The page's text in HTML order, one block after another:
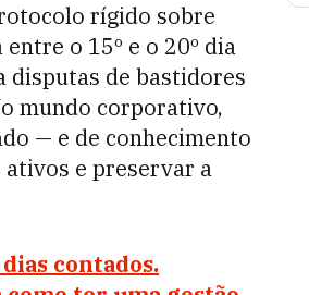
rígido sobre
o 15º e o 20º dia
disputas de bastidores
mundo corporativo,
— e de conhecimento
e preservar a
contados.